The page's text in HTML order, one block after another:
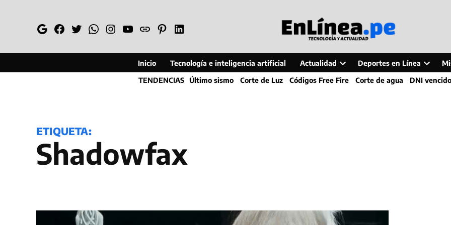
GoogleFacebook
TwitterWhatsapp
Instagram
YouTube
WebPinterestLinkedin
Inicio Tecnología e inteligencia artificial Actualidad
Open
dropdown
Deportes en Línea
Open
dropdown
TENDENCIAS Último sismo Corte de Luz Códigos Free Fire Corte de agua DNI vencido
ETIQUETA:
Shadowfax